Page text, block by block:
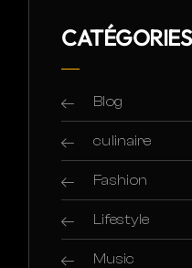
CATÉGORIES
Blog
culinaire
Fashion
Lifestyle
Music